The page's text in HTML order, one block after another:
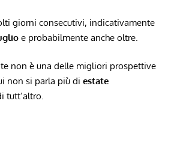
giorni consecutivi, indicativamente
e probabilmente anche oltre.
non è una delle migliori prospettive
non si parla più di estate
tutt’altro.